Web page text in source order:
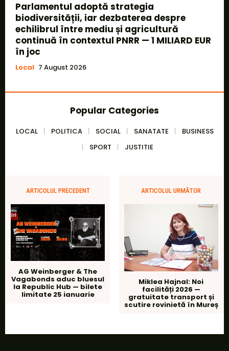
Parlamentul adoptă strategia
biodiversității, iar dezbaterea despre
echilibrul între mediu și agricultură
continuă în contextul PNRR — 1 MILIARD EUR
în joc
Local 7 August 2026
Popular Categories
LOCAL POLITICA SOCIAL SANATATE
BUSINESS
SPORT
JUSTITIE
ARTICOLUL PRECEDENT
AG Weinberger & The
Vagabonds aduc bluesul
la Republic Hub — bilete
limitate 25 ianuarie
ARTICOLUL URMĂTOR
Miklea Hajnal: Noi
facilități 2026 —
gratuitate transport și
scutire rovinietă în Mureș